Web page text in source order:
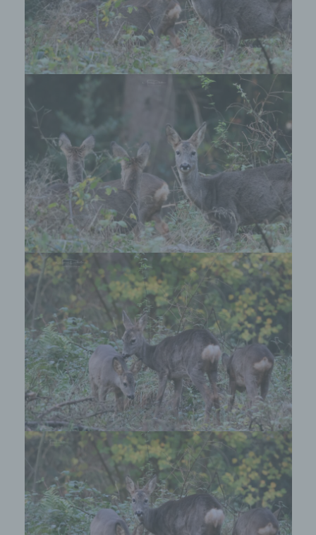
Wir bieten den Nutzern auf einem Blog, der sich
auf der Internetseite des für die Verarbeitung
Verantwortlichen befindet, die Möglichkeit,
individuelle Kommentare zu einzelnen Blog-
Beiträgen zu hinterlassen. Ein Blog ist ein auf
einer Internetseite geführtes, in der Regel öffentlich
einsehbares Portal, in welchem eine oder mehrere
Personen, die Blogger oder Web-Blogger genannt
werden, Artikel posten oder Gedanken in
sogenannten Blogposts niederschreiben können.
Die Blogposts können in der Regel von Dritten
kommentiert werden.
Hinterlässt eine betroffene Person einen
Kommentar in dem auf dieser Internetseite
veröffentlichten Blog, werden neben den von der
betroffenen Person hinterlassenen Kommentaren
auch Angaben zum Zeitpunkt der
Kommentareingabe sowie zu dem von der
betroffenen Person gewählten Nutzernamen
(Pseudonym) gespeichert und veröffentlicht.
Ferner wird die vom Internet-Service-Provider
(ISP) der betroffenen Person vergebene IP-
Adresse mitprotokolliert. Diese Speicherung der
IP-Adresse erfolgt aus Sicherheitsgründen und für
den Fall, dass die betroffene Person durch einen
abgegebenen Kommentar die Rechte Dritter
verletzt oder rechtswidrige Inhalte postet. Die
Speicherung dieser personenbezogenen Daten
erfolgt daher im eigenen Interesse des für die
Verarbeitung Verantwortlichen, damit sich dieser
im Falle einer Rechtsverletzung gegebenenfalls
exkulpieren könnte. Es erfolgt keine Weitergabe
dieser erhobenen personenbezogenen Daten an
Dritte, sofern eine solche Weitergabe nicht
gesetzlich vorgeschrieben ist oder der
Rechtsverteidigung des für die Verarbeitung
Verantwortlichen dient.